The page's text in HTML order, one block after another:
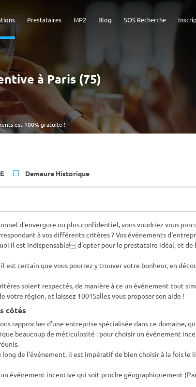
SOS Recherche
Blog
MP2
Prestataires
est 100% gratuite !
à Paris (75)
Demeure Historique
d'envergure ou plus confidentiel, vous voudriez vous
à vos différents critères ? Vos événements
il est indispensable d'opter pour le prestataire idéal, et de
est certain que vous pourrez y trouver votre bonheur, en
soient respectés, de manière à ce un événement tout
votre région, et laissez 1001Salles vous proposer son aide !
vos côtés
rapprocher d'une entreprise spécialisée dans ce domaine,
beaucoup de méticulosité : pour choisir un événement
de l'événement, il est impératif de bien choisir à la fois le
événement incentive qui soit proche géographiquement